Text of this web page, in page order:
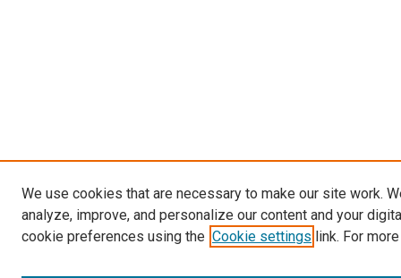
We use cookies that are necessary to make our site work.
analyze, improve, and personalize our content and your
cookie preferences using the Cookie settings link. For